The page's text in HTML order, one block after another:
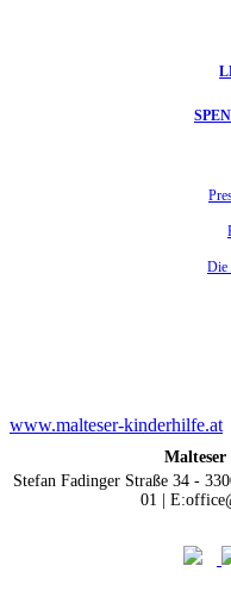
Die
www.malteser-kinderhilfe.at
Stefan Fadinger Straße 34 -
01 |